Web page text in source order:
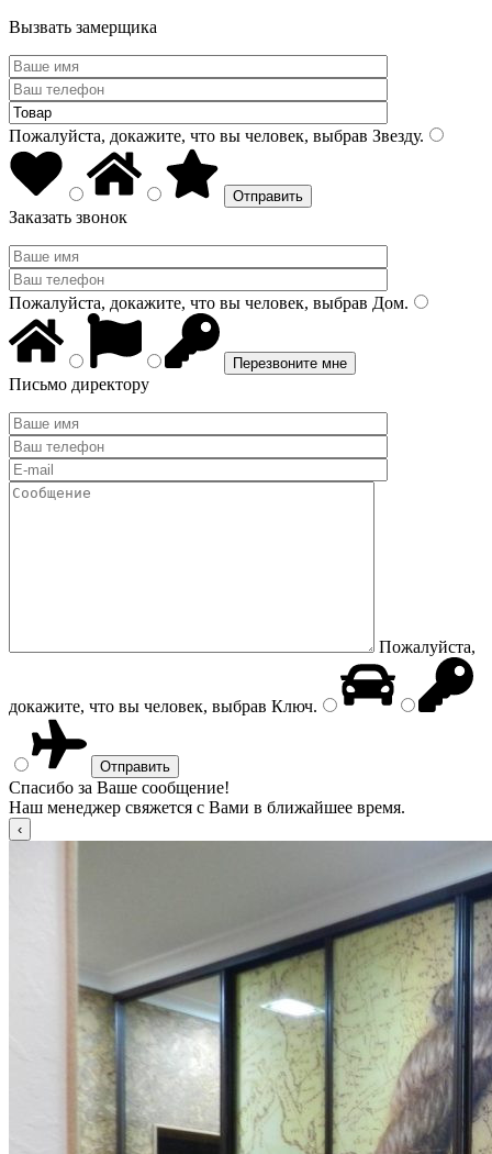
Вызвать замерщика
Пожалуйста, докажите, что вы человек, выбрав Звезду.
Заказать звонок
Пожалуйста, докажите, что вы человек, выбрав Дом.
Письмо директору
Пожалуйста,
докажите, что вы человек, выбрав Ключ.
Спасибо за Ваше сообщение!
Наш менеджер свяжется с Вами в ближайшее время.